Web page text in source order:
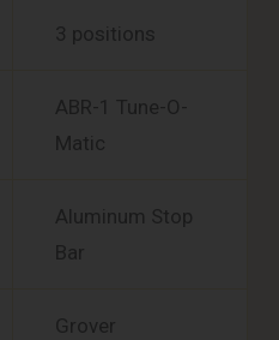
3 positions
ABR-1 Tune-O-
Matic
Aluminum Stop
Bar
Grover